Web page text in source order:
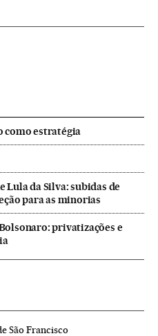
como estratégia
da Silva: subidas de
para as minorias
privatizações e
São Francisco